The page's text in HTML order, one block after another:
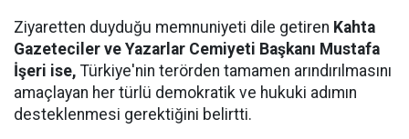
Ziyaretten duyduğu memnuniyeti dile getiren Kahta
Gazeteciler ve Yazarlar Cemiyeti Başkanı Mustafa
İşeri ise, Türkiye'nin terörden tamamen arındırılmasını
amaçlayan her türlü demokratik ve hukuki adımın
desteklenmesi gerektiğini belirtti.